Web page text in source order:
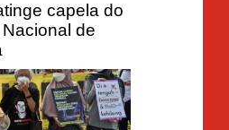
capela do
de